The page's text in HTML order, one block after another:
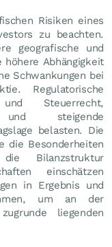
Risiken eines
zu beachten.
geografische und
höhere Abhängigkeit
Schwankungen bei
Regulatorische
Steuerrecht,
und steigende
belasten. Die
die Besonderheiten
Bilanzstruktur
einschätzen
in Ergebnis und
um an der
liegenden